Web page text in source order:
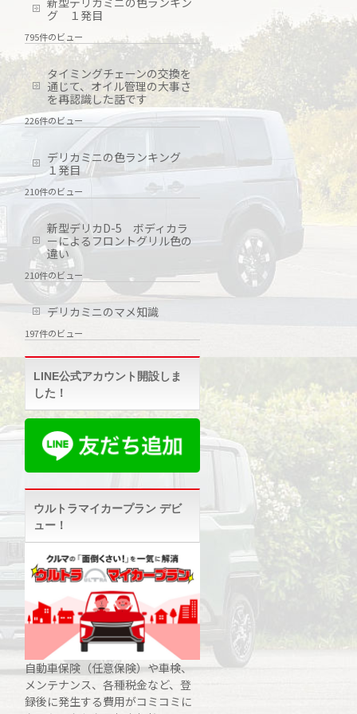
グ １発目
795件のビュー
タイミングチェーンの交換を
通じて、オイル管理の大事さ
を再認識した話です
226件のビュー
デリカミニの色ランキング
１発目
210件のビュー
新型デリカD-5 ボディカラ
ーによるフロントグリル色の
違い
210件のビュー
デリカミニのマメ知識
197件のビュー
LINE公式アカウント開設しま
した！
ウルトラマイカープラン デビ
ュー！
自動車保険（任意保険）や車検、
メンテナンス、各種税金など、登
録後に発生する費用がコミコミに